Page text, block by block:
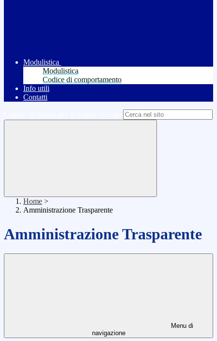
Modulistica
Modulistica
Codice di comportamento
Info utili
Contatti
Home >
Amministrazione Trasparente
Amministrazione Trasparente
Menu di
navigazione